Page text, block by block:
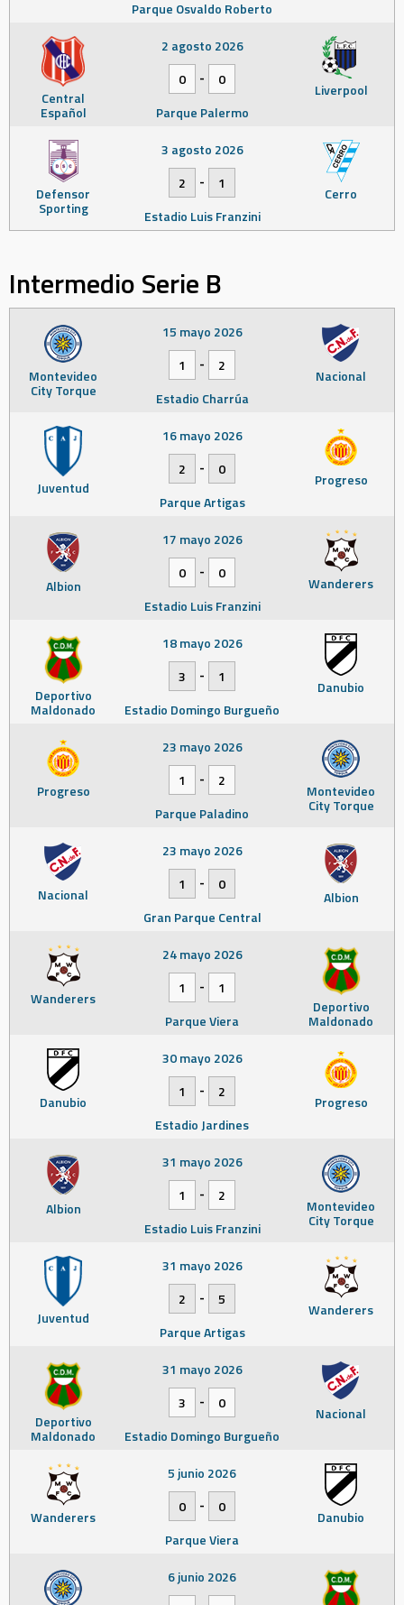
Parque Osvaldo Roberto
Central
Español
Liverpool
2 agosto 2026
0
-
0
Parque Palermo
Defensor
Sporting
Cerro
3 agosto 2026
2
-
1
Estadio Luis Franzini
Intermedio Serie B
Montevideo
City Torque
Nacional
15 mayo 2026
1
-
2
Estadio Charrúa
Juventud Progreso
16 mayo 2026
2
-
0
Parque Artigas
Albion Wanderers
17 mayo 2026
0
-
0
Estadio Luis Franzini
Deportivo
Maldonado
Danubio
18 mayo 2026
3
-
1
Estadio Domingo Burgueño
Progreso Montevideo
City Torque
23 mayo 2026
1
-
2
Parque Paladino
Nacional Albion
23 mayo 2026
1
-
0
Gran Parque Central
Wanderers Deportivo
Maldonado
24 mayo 2026
1
-
1
Parque Viera
Danubio Progreso
30 mayo 2026
1
-
2
Estadio Jardines
Albion Montevideo
City Torque
31 mayo 2026
1
-
2
Estadio Luis Franzini
Juventud Wanderers
31 mayo 2026
2
-
5
Parque Artigas
Deportivo
Maldonado
Nacional
31 mayo 2026
3
-
0
Estadio Domingo Burgueño
Wanderers Danubio
5 junio 2026
0
-
0
Parque Viera
6 junio 2026